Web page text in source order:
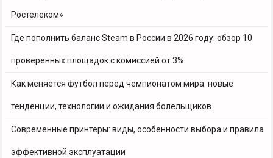
Ростелеком»
Где пополнить баланс Steam в России в 2026 году: обзор 10
проверенных площадок с комиссией от 3%
Как меняется футбол перед чемпионатом мира: новые
тенденции, технологии и ожидания болельщиков
Современные принтеры: виды, особенности выбора и правила
эффективной эксплуатации